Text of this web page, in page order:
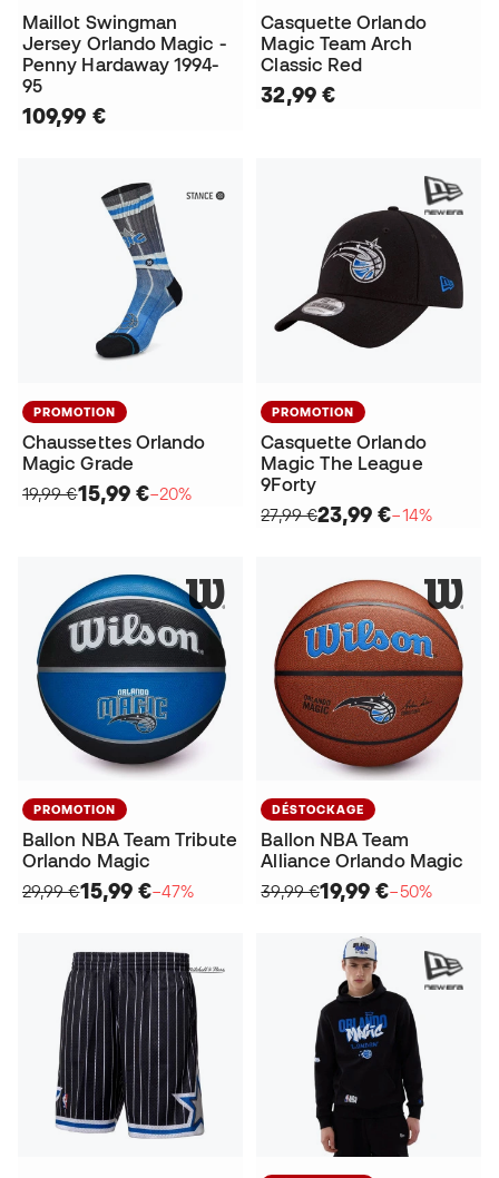
Maillot Swingman
Jersey Orlando Magic -
Penny Hardaway 1994-
95
109,99 €
Casquette Orlando
Magic Team Arch
Classic Red
32,99 €
PROMOTION
Chaussettes Orlando
Magic Grade
19,99 €15,99 €−20%
PROMOTION
Casquette Orlando
Magic The League
9Forty
27,99 €23,99 €−14%
PROMOTION
Ballon NBA Team Tribute
Orlando Magic
29,99 €15,99 €−47%
DÉSTOCKAGE
Ballon NBA Team
Alliance Orlando Magic
39,99 €19,99 €−50%